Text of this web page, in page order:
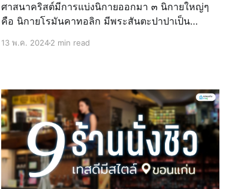
ศาสนาคริสต์มีการแบ่งนิกายออกมา ๓ นิกายใหญ่ๆ
คือ นิกายโรมันคาทอลิก มีพระสันตะปาปาเป็น
13 พ.ค. 20242 min read